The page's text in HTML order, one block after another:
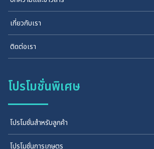
เกี่ยวกับเรา
ติดต่อเรา
โปรโมชั่นพิเศษ
โปรโมชั่นสำหรับลูกค้า
โปรโมชั่นการเกษตร